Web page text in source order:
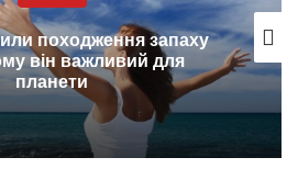
походження запаху
він важливий для
планети